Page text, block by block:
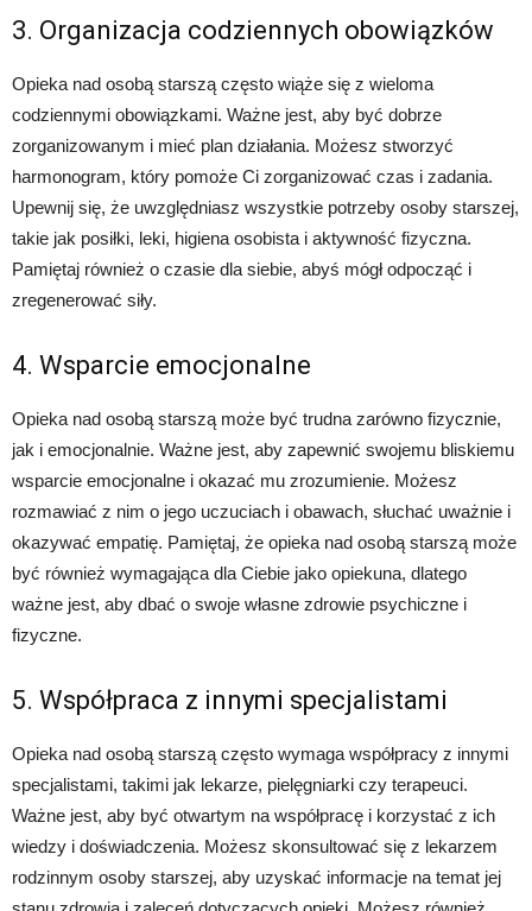
3. Organizacja codziennych obowiązków
Opieka nad osobą starszą często wiąże się z wieloma
codziennymi obowiązkami. Ważne jest, aby być dobrze
zorganizowanym i mieć plan działania. Możesz stworzyć
harmonogram, który pomoże Ci zorganizować czas i zadania.
Upewnij się, że uwzględniasz wszystkie potrzeby osoby starszej,
takie jak posiłki, leki, higiena osobista i aktywność fizyczna.
Pamiętaj również o czasie dla siebie, abyś mógł odpocząć i
zregenerować siły.
4. Wsparcie emocjonalne
Opieka nad osobą starszą może być trudna zarówno fizycznie,
jak i emocjonalnie. Ważne jest, aby zapewnić swojemu bliskiemu
wsparcie emocjonalne i okazać mu zrozumienie. Możesz
rozmawiać z nim o jego uczuciach i obawach, słuchać uważnie i
okazywać empatię. Pamiętaj, że opieka nad osobą starszą może
być również wymagająca dla Ciebie jako opiekuna, dlatego
ważne jest, aby dbać o swoje własne zdrowie psychiczne i
fizyczne.
5. Współpraca z innymi specjalistami
Opieka nad osobą starszą często wymaga współpracy z innymi
specjalistami, takimi jak lekarze, pielęgniarki czy terapeuci.
Ważne jest, aby być otwartym na współpracę i korzystać z ich
wiedzy i doświadczenia. Możesz skonsultować się z lekarzem
rodzinnym osoby starszej, aby uzyskać informacje na temat jej